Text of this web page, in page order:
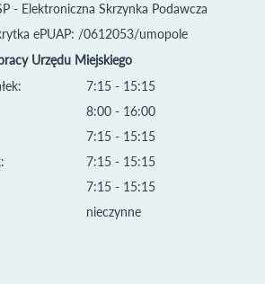
- Elektroniczna Skrzynka Podawcza
ePUAP: /0612053/umopole
Urzędu Miejskiego
7:15 - 15:15
8:00 - 16:00
7:15 - 15:15
7:15 - 15:15
7:15 - 15:15
nieczynne